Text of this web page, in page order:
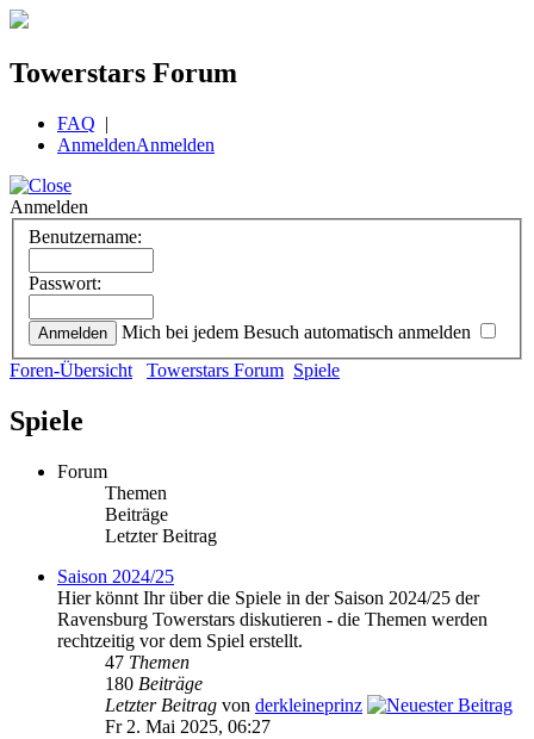
Towerstars Forum
FAQ |
AnmeldenAnmelden
Anmelden
Benutzername:
Passwort:
Mich bei jedem Besuch automatisch anmelden
Foren-Übersicht
Towerstars Forum Spiele
Spiele
Forum
Themen
Beiträge
Letzter Beitrag
Saison 2024/25
Hier könnt Ihr über die Spiele in der Saison 2024/25 der
Ravensburg Towerstars diskutieren - die Themen werden
rechtzeitig vor dem Spiel erstellt.
47 Themen
180 Beiträge
Letzter Beitrag von derkleineprinz
Fr 2. Mai 2025, 06:27